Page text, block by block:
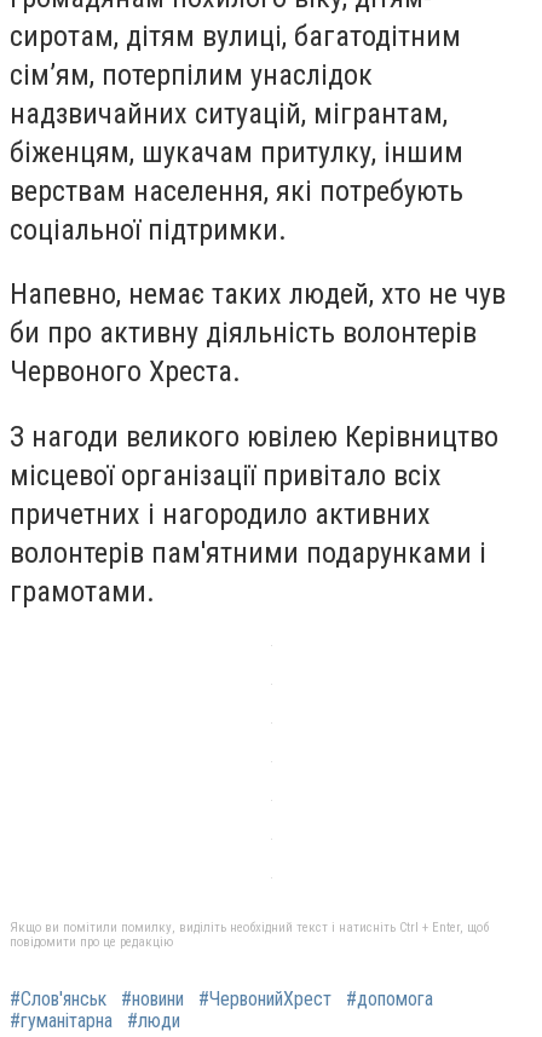
сиротам, дітям вулиці, багатодітним
сім’ям, потерпілим унаслідок
надзвичайних ситуацій, мігрантам,
біженцям, шукачам притулку, іншим
верствам населення, які потребують
соціальної підтримки.
Напевно, немає таких людей, хто не чув
би про активну діяльність волонтерів
Червоного Хреста.
З нагоди великого ювілею Керівництво
місцевої організації привітало всіх
причетних і нагородило активних
волонтерів пам'ятними подарунками і
грамотами.
Якщо ви помітили помилку, виділіть необхідний текст і натисніть Ctrl + Enter, щоб
повідомити про це редакцію
#Слов'янськ #новини #ЧервонийХрест
#допомога
#гуманітарна
#люди